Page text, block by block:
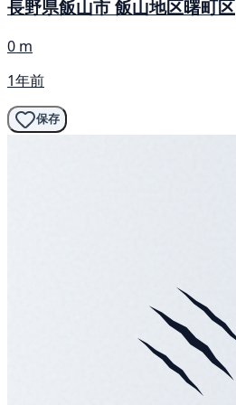
長野県飯山市 飯山地区曙町区
0 m
1年前
保存